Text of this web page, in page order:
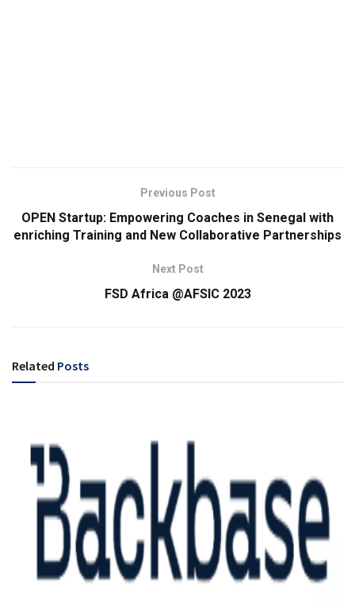
Previous Post
OPEN Startup: Empowering Coaches in Senegal with
enriching Training and New Collaborative Partnerships
Next Post
FSD Africa @AFSIC 2023
Related Posts